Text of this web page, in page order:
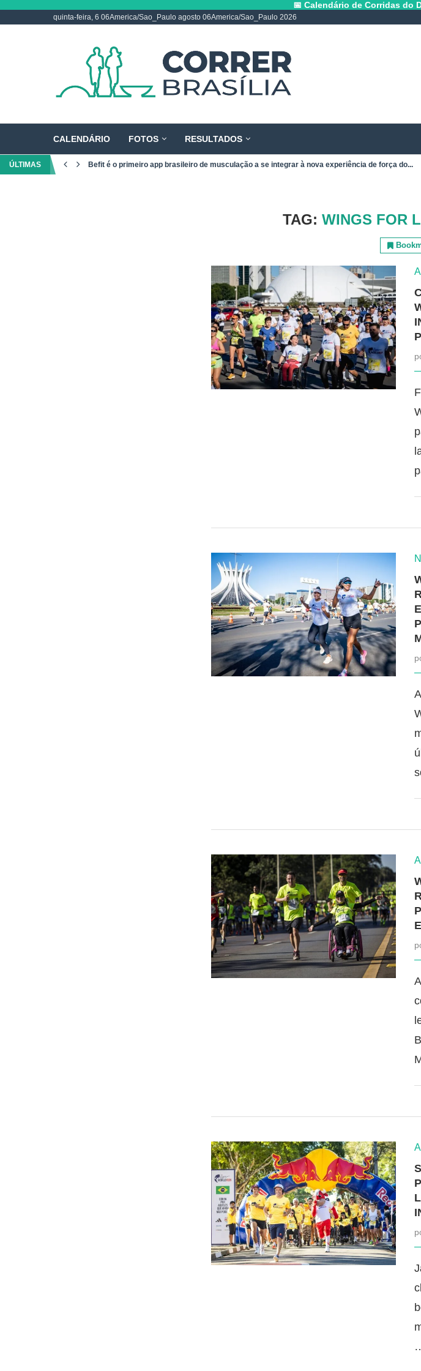
📅 Calendário de Corridas do
quinta-feira, 6 06America/Sao_Paulo agosto 06America/Sao_Paulo 2026
CALENDÁRIO FOTOS RESULTADOS
ÚLTIMAS Befit é o primeiro app brasileiro de musculação a se integrar à nova experiência de força do...
TAG: WINGS FOR